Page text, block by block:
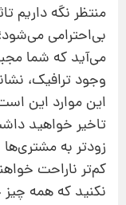
منتظر نگه داریم
بی‌احترامی
می‌آید که شما
وجود ترافیک،
این موارد این
تاخیر خواهید
زودتر به
کم‌تر ناراحت
نکنید که همه‌